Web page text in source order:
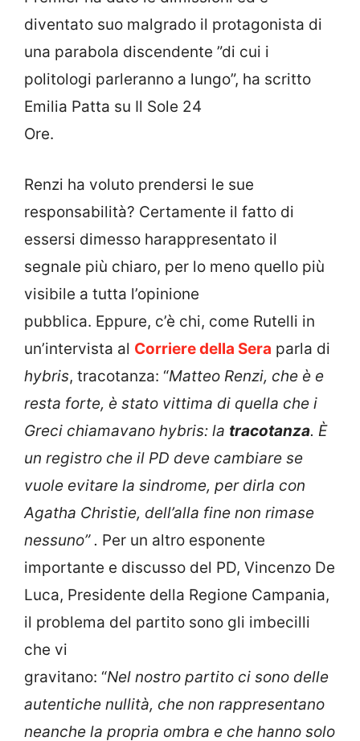
diventato suo malgrado il protagonista di
una parabola discendente ”di cui i
politologi parleranno a lungo”, ha scritto
Emilia Patta su Il Sole 24
Ore.
Renzi ha voluto prendersi le sue
responsabilità? Certamente il fatto di
essersi dimesso harappresentato il
segnale più chiaro, per lo meno quello più
visibile a tutta l’opinione
pubblica. Eppure, c’è chi, come Rutelli in
un’intervista al Corriere della Sera parla di
hybris, tracotanza: “Matteo Renzi, che è e
resta forte, è stato vittima di quella che i
Greci chiamavano hybris: la tracotanza. È
un registro che il PD deve cambiare se
vuole evitare la sindrome, per dirla con
Agatha Christie, dell’alla fine non rimase
nessuno” . Per un altro esponente
importante e discusso del PD, Vincenzo De
Luca, Presidente della Regione Campania,
il problema del partito sono gli imbecilli
che vi
gravitano: “Nel nostro partito ci sono delle
autentiche nullità, che non rappresentano
neanche la propria ombra e che hanno solo